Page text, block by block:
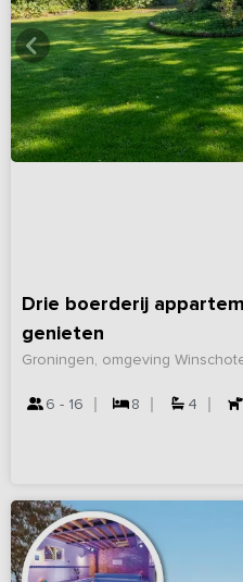
Drie boerderij
genieten
Groningen, omgeving
6 - 16 8 4